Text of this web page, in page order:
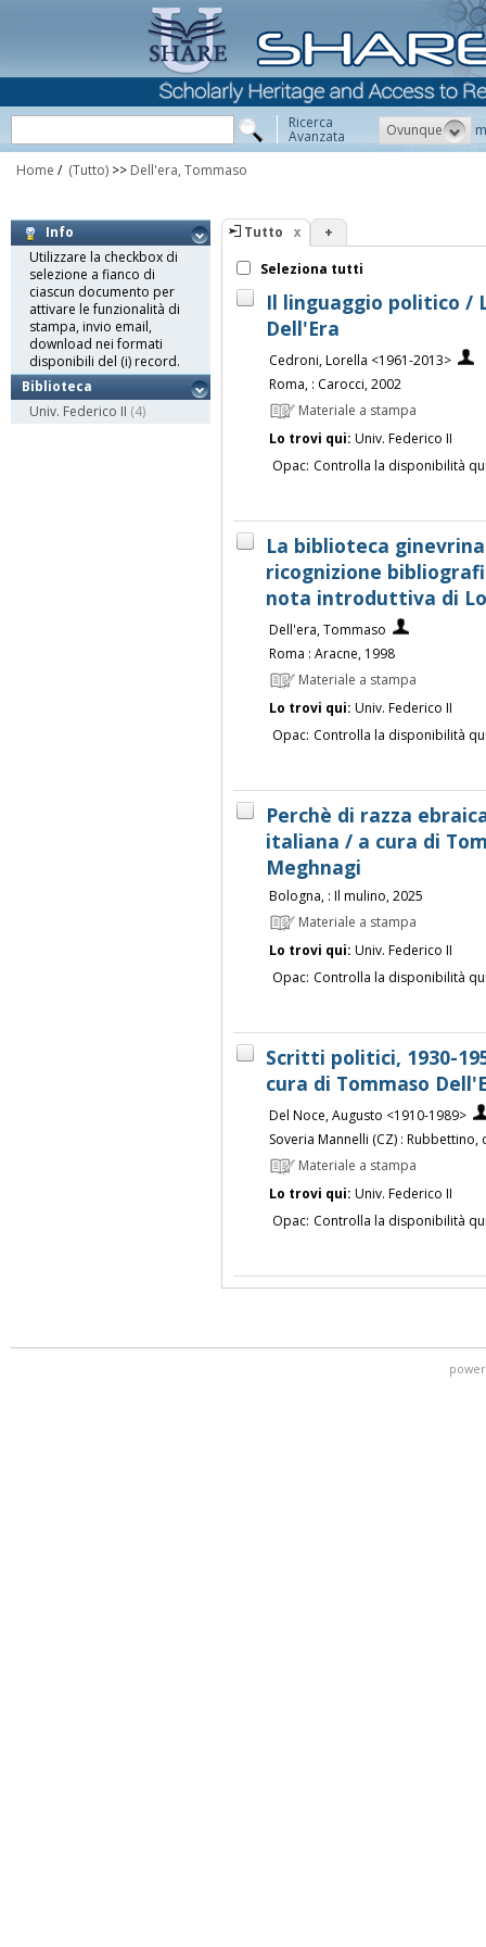
Ricerca
Avanzata Ovunque
Home / (Tutto) >> Dell'era, Tommaso
Info
Utilizzare la checkbox di
selezione a fianco di
ciascun documento per
attivare le funzionalità di
stampa, invio email,
download nei formati
disponibili del (i) record.
Biblioteca
Univ. Federico II (4)
Tutto +
Seleziona tutti
Il linguaggio politico /
Dell'Era
Cedroni, Lorella <1961-2013>
Roma, : Carocci, 2002
Materiale a stampa
Lo trovi qui: Univ. Federico II
Opac: Controlla la disponibilità
La biblioteca
ricognizione
nota introduttiva di
Dell'era, Tommaso
Roma : Aracne, 1998
Materiale a stampa
Lo trovi qui: Univ. Federico II
Opac: Controlla la disponibilità
Perchè di razza
italiana / a cura di
Meghnagi
Bologna, : Il mulino, 2025
Materiale a stampa
Lo trovi qui: Univ. Federico II
Opac: Controlla la disponibilità
Scritti politici, 1930-
cura di Tommaso
Del Noce, Augusto <1910-1989>
Soveria Mannelli (CZ) : Rubbettino,
Materiale a stampa
Lo trovi qui: Univ. Federico II
Opac: Controlla la disponibilità